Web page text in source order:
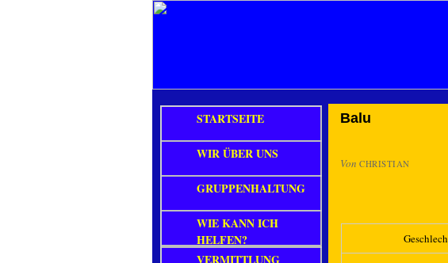
Balu
Von CHRISTIAN
STARTSEITE
WIR ÜBER UNS
GRUPPENHALTUNG
WIE KANN ICH
HELFEN?
VERMITTLUNG